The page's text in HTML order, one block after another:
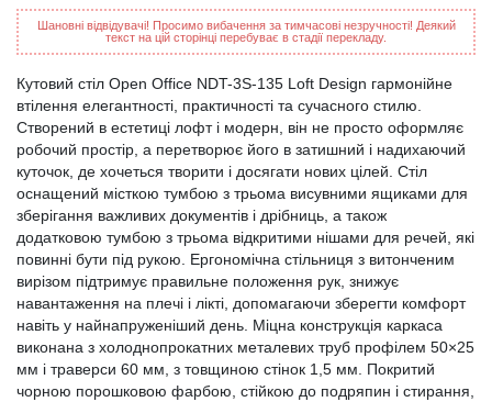
Шановні відвідувачі! Просимо вибачення за тимчасові незручності! Деякий
текст на цій сторінці перебуває в стадії перекладу.
Кутовий стіл Open Office NDT-3S-135 Loft Design гармонійне
втілення елегантності, практичності та сучасного стилю.
Створений в естетиці лофт і модерн, він не просто оформляє
робочий простір, а перетворює його в затишний і надихаючий
куточок, де хочеться творити і досягати нових цілей. Стіл
оснащений місткою тумбою з трьома висувними ящиками для
зберігання важливих документів і дрібниць, а також
додатковою тумбою з трьома відкритими нішами для речей, які
повинні бути під рукою. Ергономічна стільниця з витонченим
вирізом підтримує правильне положення рук, знижує
навантаження на плечі і лікті, допомагаючи зберегти комфорт
навіть у найнапруженіший день. Міцна конструкція каркаса
виконана з холоднопрокатних металевих труб профілем 50×25
мм і траверси 60 мм, з товщиною стінок 1,5 мм. Покритий
чорною порошковою фарбою, стійкою до подряпин і стирання,